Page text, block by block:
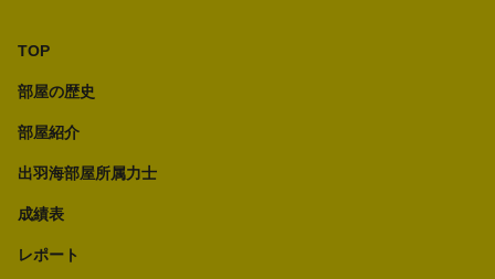
TOP
部屋の歴史
部屋紹介
出羽海部屋所属力士
成績表
レポート